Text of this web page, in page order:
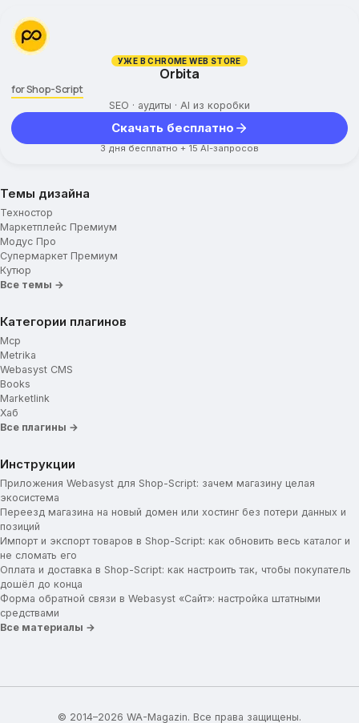
УЖЕ В CHROME WEB STORE
Orbita
for Shop-Script
SEO · аудиты · AI из коробки
Скачать бесплатно
3 дня бесплатно + 15 AI-запросов
Темы дизайна
Техностор
Маркетплейс Премиум
Модус Про
Супермаркет Премиум
Кутюр
Все темы →
Категории плагинов
Mcp
Metrika
Webasyst CMS
Books
Marketlink
Хаб
Все плагины →
Инструкции
Приложения Webasyst для Shop-Script: зачем магазину целая
экосистема
Переезд магазина на новый домен или хостинг без потери данных и
позиций
Импорт и экспорт товаров в Shop-Script: как обновить весь каталог и
не сломать его
Оплата и доставка в Shop-Script: как настроить так, чтобы покупатель
дошёл до конца
Форма обратной связи в Webasyst «Сайт»: настройка штатными
средствами
Все материалы →
© 2014–2026 WA-Magazin. Все права защищены.